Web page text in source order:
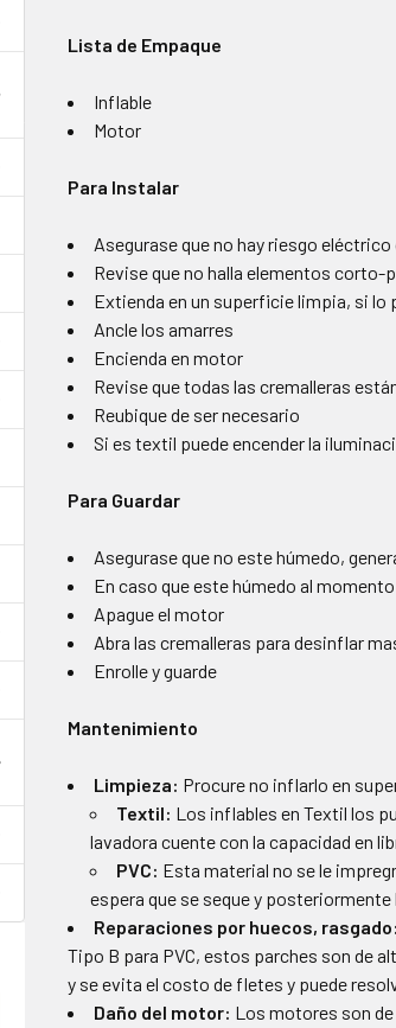
Lista de Empaque
Inflable
Motor
Para Instalar
Asegurase que no hay riesgo
Revise que no halla elementos corto-
Extienda en un superficie limpia, si
Ancle los amarres
Encienda en motor
Revise que todas las cremalleras
Reubique de ser necesario
Si es textil puede encender la
Para Guardar
Asegurase que no este húmedo,
En caso que este húmedo al
Apague el motor
Abra las cremalleras para desinflar
Enrolle y guarde
Mantenimiento
Limpieza: Procure no inflarlo en
Textil: Los inflables en Textil los
lavadora cuente con la capacidad en
PVC: Esta material no se le
espera que se seque y posteriormente
Reparaciones por huecos, rasgado:
Tipo B para PVC, estos parches son de
y se evita el costo de fletes y puede
Daño del motor: Los motores son